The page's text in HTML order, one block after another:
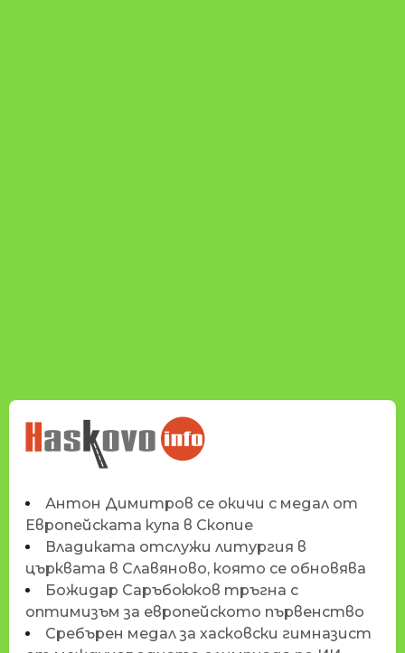
НОВИНИТЕ НА
HASKOVO.INFO
Антон Димитров се окичи с медал от
Европейската купа в Скопие
Владиката отслужи литургия в
църквата в Славяново, която се обновява
Божидар Саръбоюков тръгна с
оптимизъм за европейското първенство
Сребърен медал за хасковски гимназист